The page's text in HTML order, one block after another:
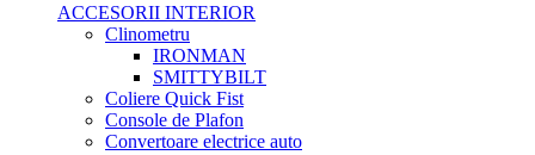
ACCESORII INTERIOR
Clinometru
IRONMAN
SMITTYBILT
Coliere Quick Fist
Console de Plafon
Convertoare electrice auto